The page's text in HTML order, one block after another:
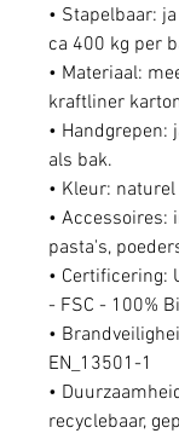
• Stapelbaar:
ca 400 kg per
• Materiaal:
kraftliner
• Handgrepen:
als bak.
• Kleur:
• ​​​​​​​Accessoires:
pasta's,
• ​​​​​​​Certificering:
- FSC - 100%
•
EN_13501-1
•
recyclebaar,